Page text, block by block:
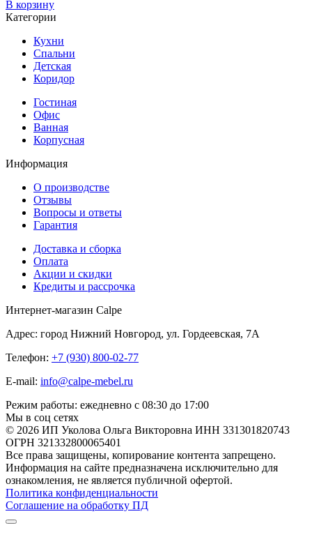
В корзину
Категории
Кухни
Спальни
Детская
Коридор
Гостиная
Офис
Ванная
Корпусная
Информация
О производстве
Отзывы
Вопросы и ответы
Гарантия
Доставка и сборка
Оплата
Акции и скидки
Кредиты и рассрочка
Интернет-магазин Calpe
Адрес: город Нижний Новгород, ул. Гордеевская, 7А
Телефон: +7 (930) 800-02-77
E-mail: info@calpe-mebel.ru
Режим работы: ежедневно с 08:30 до 17:00
Мы в соц сетях
© 2026 ИП Уколова Ольга Викторовна ИНН 331301820743
ОГРН 321332800065401
Все права защищены, копирование контента запрещено.
Информация на сайте предназначена исключительно для
ознакомления, не является публичной офертой.
Политика конфиденциальности
Соглашение на обработку ПД